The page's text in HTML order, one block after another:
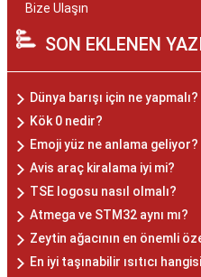
Bize Ulaşın
SON EKLENEN
Dünya barışı için ne yapmalı?
Kök 0 nedir?
Emoji yüz ne anlama geliyor?
Avis araç kiralama iyi mi?
TSE logosu nasıl olmalı?
Atmega ve STM32 aynı mı?
Zeytin ağacının en önemli
En iyi taşınabilir ısıtıcı